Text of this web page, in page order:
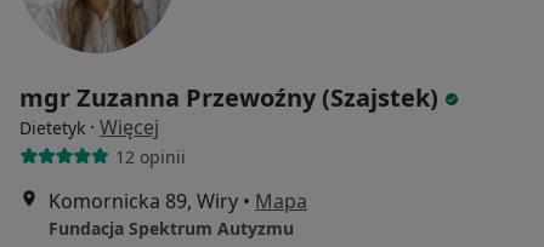
mgr Zuzanna Przewoźny (Szajstek)
Dietetyk · Więcej
12 opinii
Komornicka 89, Wiry • Mapa
Fundacja Spektrum Autyzmu